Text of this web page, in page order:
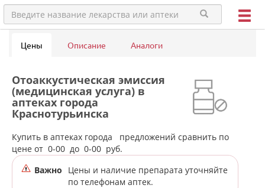
Цены Описание Аналоги
Отоаккустическая эмиссия
(медицинская услуга) в
аптеках города
Краснотурьинска
Купить в аптеках города
предложений сравнить по
цене от 0-00 до 0-00 руб.
Важно
Цены и наличие препарата уточняйте
по телефонам аптек.